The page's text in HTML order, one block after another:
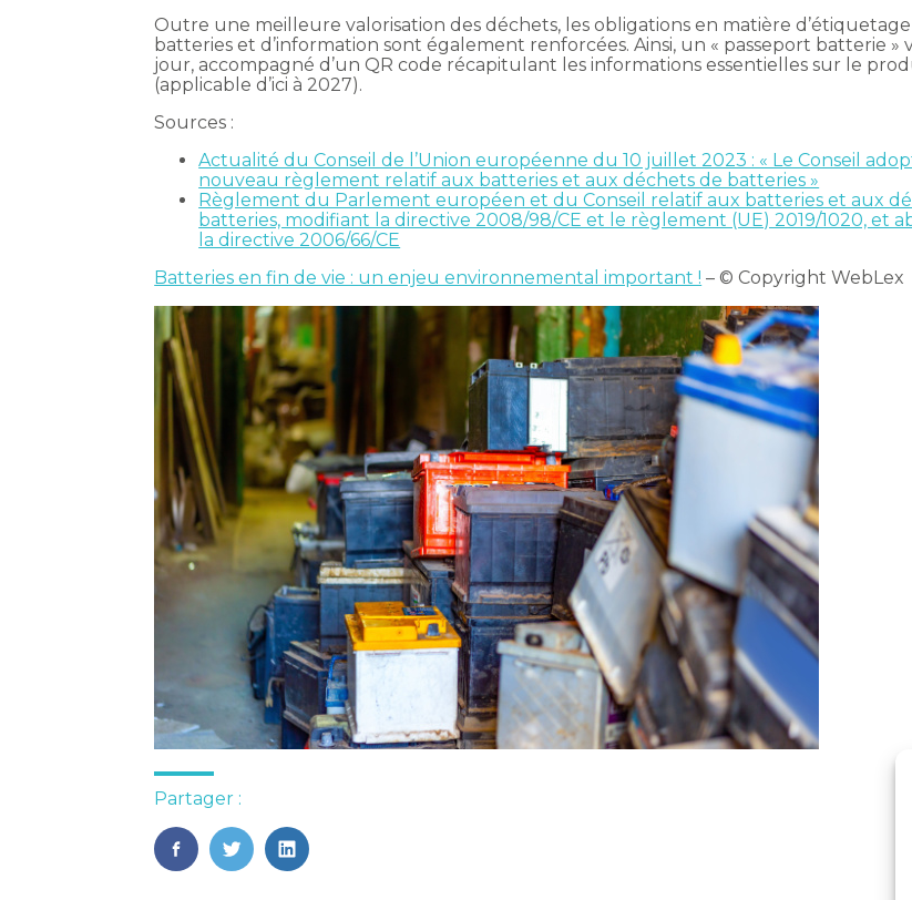
Outre une meilleure valorisation des déchets, les obligations en matière
batteries et d’information sont également renforcées. Ainsi, un « passeport batterie »
jour, accompagné d’un QR code récapitulant les informations essentielles sur le
(applicable d’ici à 2027).
Sources :
Actualité du Conseil de l’Union européenne du 10 juillet 2023 : « Le Conseil
nouveau règlement relatif aux batteries et aux déchets de batteries »
Règlement du Parlement européen et du Conseil relatif aux batteries et aux
batteries, modifiant la directive 2008/98/CE et le règlement (UE) 2019/1020, et
la directive 2006/66/CE
Batteries en fin de vie : un enjeu environnemental important ! – © Copyright WebLex
Partager :
FaceBook
TwitterLinkedIn